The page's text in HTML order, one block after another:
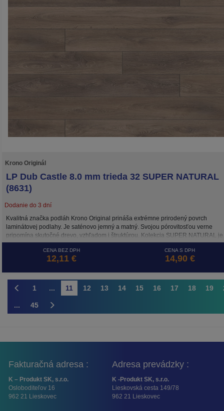
Krono Originál
LP Dub Castle 8.0 mm trieda 32 SUPER NATURAL
(8631)
Dodanie do 3 dní
Kvalitná značka podláh Krono Original prináša extrémne prirodený povrch
laminátovej podlahy. Je saténovo jemný a matný. Svojou pórovitosťou verne
pripomína skutočné drevo, vzhľadom i štruktúrou. Kolekcia SUPER NATURAL je
mimoriadne prirodzená na pohľad i na dotyk.
CENA BEZ DPH
12,11 €
CENA S DPH
14,90 €
1 ... 11 12 13 14 15 16 17 18 19
... 45
Fakturačná adresa :
K – Produkt SK, s.r.o.
Osloboditeľov 16
962 21 Lieskovec
Adresa prevádzky :
K -Produkt SK, s.r.o.
Lieskovská cesta 149/78
962 21 Lieskovec